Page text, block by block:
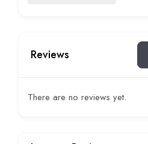
Reviews
There are no reviews yet.